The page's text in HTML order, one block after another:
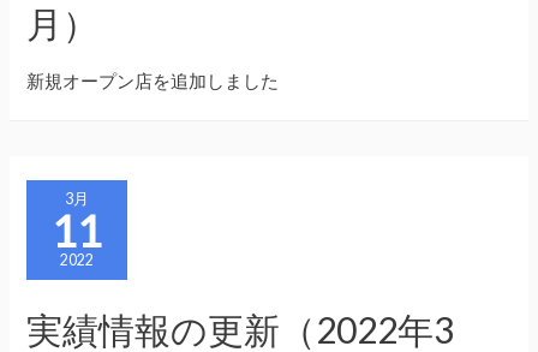
月）
新規オープン店を追加しました
3月
11
2022
実績情報の更新（2022年3